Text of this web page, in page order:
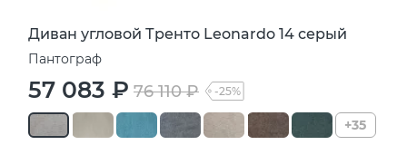
Диван угловой Тренто Leonardo 14 серый
Пантограф
57 083 ₽ 76 110 ₽ -25%
+35